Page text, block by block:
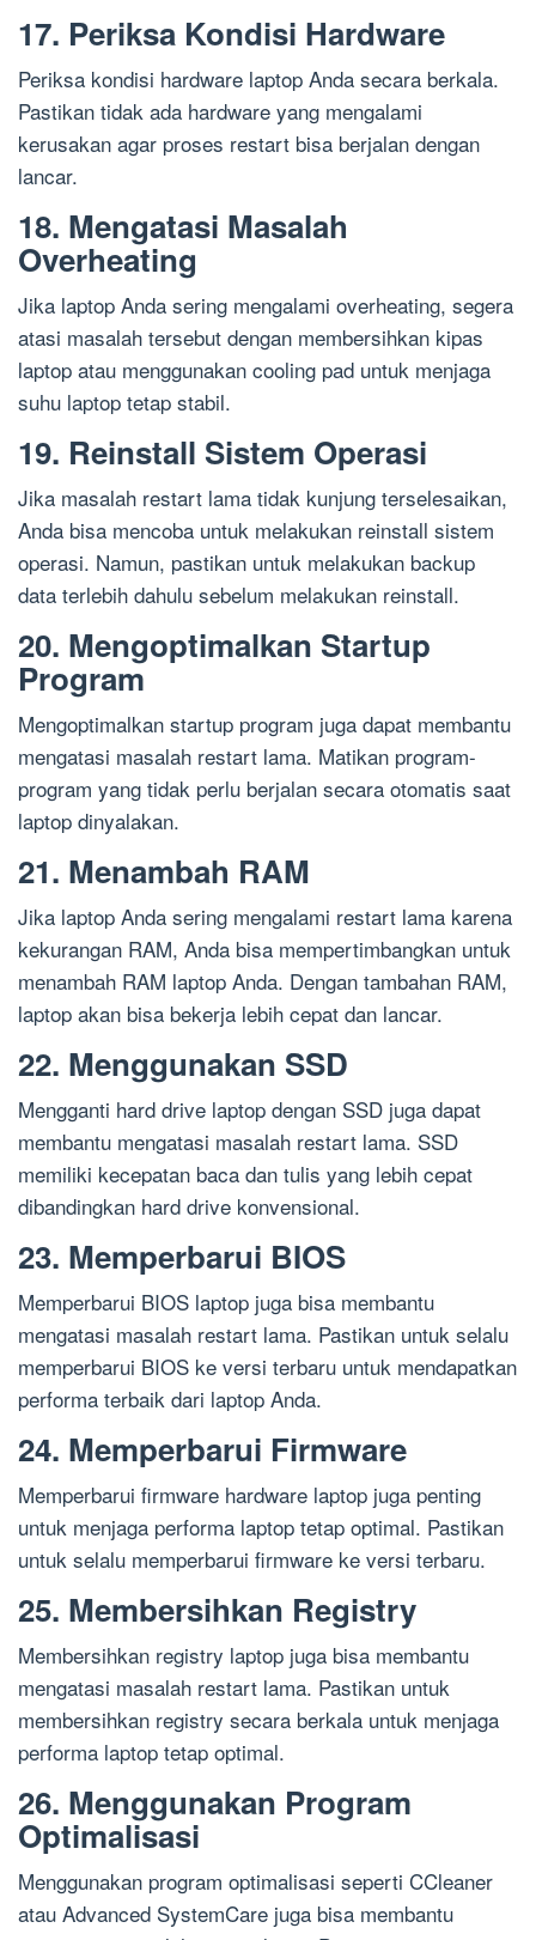
17. Periksa Kondisi Hardware
Periksa kondisi hardware laptop Anda secara berkala.
Pastikan tidak ada hardware yang mengalami
kerusakan agar proses restart bisa berjalan dengan
lancar.
18. Mengatasi Masalah
Overheating
Jika laptop Anda sering mengalami overheating, segera
atasi masalah tersebut dengan membersihkan kipas
laptop atau menggunakan cooling pad untuk menjaga
suhu laptop tetap stabil.
19. Reinstall Sistem Operasi
Jika masalah restart lama tidak kunjung terselesaikan,
Anda bisa mencoba untuk melakukan reinstall sistem
operasi. Namun, pastikan untuk melakukan backup
data terlebih dahulu sebelum melakukan reinstall.
20. Mengoptimalkan Startup
Program
Mengoptimalkan startup program juga dapat membantu
mengatasi masalah restart lama. Matikan program-
program yang tidak perlu berjalan secara otomatis saat
laptop dinyalakan.
21. Menambah RAM
Jika laptop Anda sering mengalami restart lama karena
kekurangan RAM, Anda bisa mempertimbangkan untuk
menambah RAM laptop Anda. Dengan tambahan RAM,
laptop akan bisa bekerja lebih cepat dan lancar.
22. Menggunakan SSD
Mengganti hard drive laptop dengan SSD juga dapat
membantu mengatasi masalah restart lama. SSD
memiliki kecepatan baca dan tulis yang lebih cepat
dibandingkan hard drive konvensional.
23. Memperbarui BIOS
Memperbarui BIOS laptop juga bisa membantu
mengatasi masalah restart lama. Pastikan untuk selalu
memperbarui BIOS ke versi terbaru untuk mendapatkan
performa terbaik dari laptop Anda.
24. Memperbarui Firmware
Memperbarui firmware hardware laptop juga penting
untuk menjaga performa laptop tetap optimal. Pastikan
untuk selalu memperbarui firmware ke versi terbaru.
25. Membersihkan Registry
Membersihkan registry laptop juga bisa membantu
mengatasi masalah restart lama. Pastikan untuk
membersihkan registry secara berkala untuk menjaga
performa laptop tetap optimal.
26. Menggunakan Program
Optimalisasi
Menggunakan program optimalisasi seperti CCleaner
atau Advanced SystemCare juga bisa membantu